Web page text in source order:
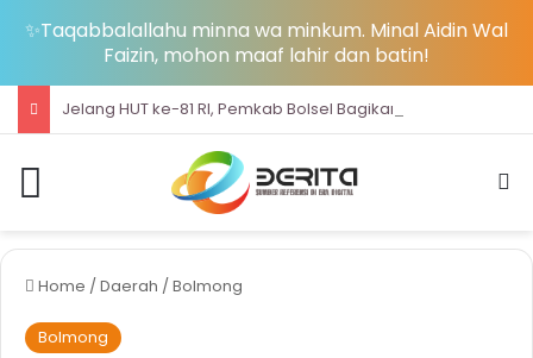
✨Taqabbalallahu minna wa minkum. Minal Aidin Wal
Faizin, mohon maaf lahir dan batin!
Home / Daerah / Bolmong
Bolmong